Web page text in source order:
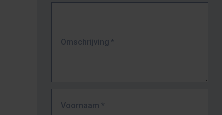
Omschrijving *
Voornaam *